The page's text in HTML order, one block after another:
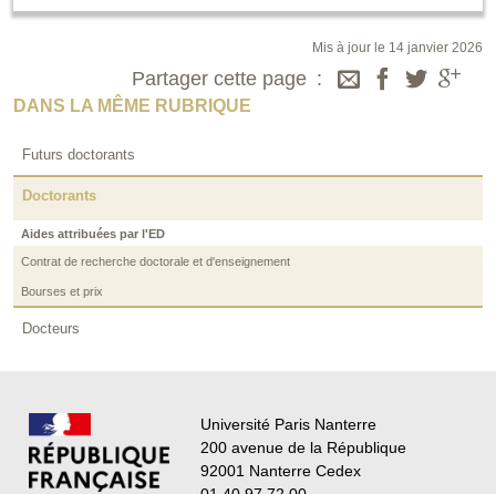
Mis à jour le 14 janvier 2026
Partager cette page
DANS LA MÊME RUBRIQUE
Futurs doctorants
Doctorants
Aides attribuées par l'ED
Contrat de recherche doctorale et d'enseignement
Bourses et prix
Docteurs
Université Paris Nanterre
200 avenue de la République
92001 Nanterre Cedex